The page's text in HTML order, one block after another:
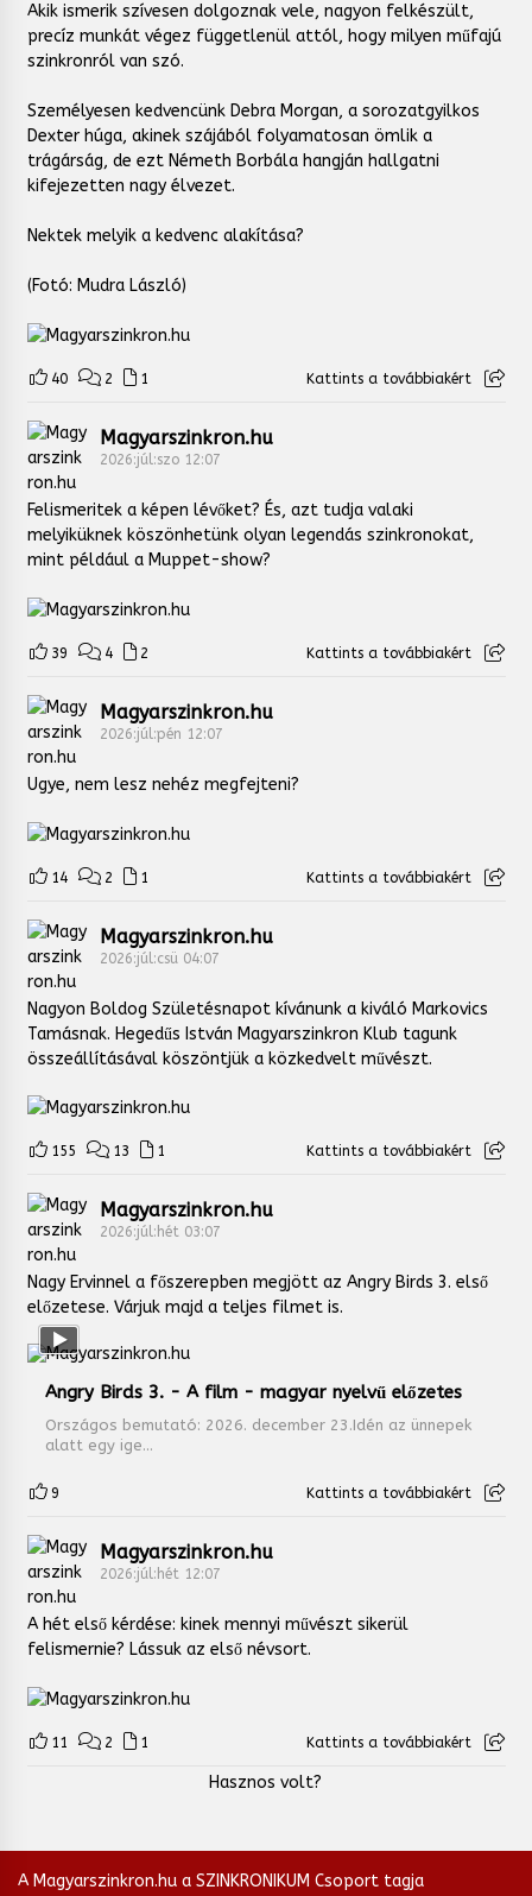
Akik ismerik szívesen dolgoznak vele, nagyon felkészült,
precíz munkát végez függetlenül attól, hogy milyen műfajú
szinkronról van szó.
Személyesen kedvencünk Debra Morgan, a sorozatgyilkos
Dexter húga, akinek szájából folyamatosan ömlik a
trágárság, de ezt Németh Borbála hangján hallgatni
kifejezetten nagy élvezet.
Nektek melyik a kedvenc alakítása?
(Fotó: Mudra László)
40 2 1 Kattints a továbbiakért
Magyarszinkron.hu
2026:júl:szo 12:07
Felismeritek a képen lévőket? És, azt tudja valaki
melyiküknek köszönhetünk olyan legendás szinkronokat,
mint például a Muppet-show?
39 4 2 Kattints a továbbiakért
Magyarszinkron.hu
2026:júl:pén 12:07
Ugye, nem lesz nehéz megfejteni?
14 2 1 Kattints a továbbiakért
Magyarszinkron.hu
2026:júl:csü 04:07
Nagyon Boldog Születésnapot kívánunk a kiváló Markovics
Tamásnak. Hegedűs István Magyarszinkron Klub tagunk
összeállításával köszöntjük a közkedvelt művészt.
155 13 1 Kattints a továbbiakért
Magyarszinkron.hu
2026:júl:hét 03:07
Nagy Ervinnel a főszerepben megjött az Angry Birds 3. első
előzetese. Várjuk majd a teljes filmet is.
Angry Birds 3. - A film - magyar nyelvű előzetes
Országos bemutató: 2026. december 23.Idén az ünnepek
alatt egy ige...
9 Kattints a továbbiakért
Magyarszinkron.hu
2026:júl:hét 12:07
A hét első kérdése: kinek mennyi művészt sikerül
felismernie? Lássuk az első névsort.
11 2 1 Kattints a továbbiakért
Hasznos volt?
A Magyarszinkron.hu a SZINKRONIKUM Csoport tagja